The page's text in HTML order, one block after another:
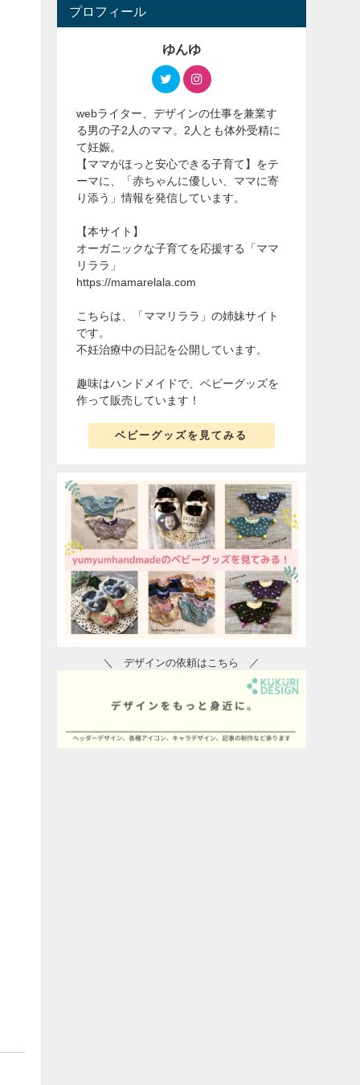
プロフィール
ゆんゆ
webライター、デザインの仕事を兼業す
る男の子2人のママ。2人とも体外受精に
て妊娠。
【ママがほっと安心できる子育て】をテ
ーマに、「赤ちゃんに優しい、ママに寄
り添う」情報を発信しています。
【本サイト】
オーガニックな子育てを応援する「ママ
リララ」
https://mamarelala.com
こちらは、「ママリララ」の姉妹サイト
です。
不妊治療中の日記を公開しています。
趣味はハンドメイドで、ベビーグッズを
作って販売しています！
ベビーグッズを見てみる
＼ デザインの依頼はこちら ／